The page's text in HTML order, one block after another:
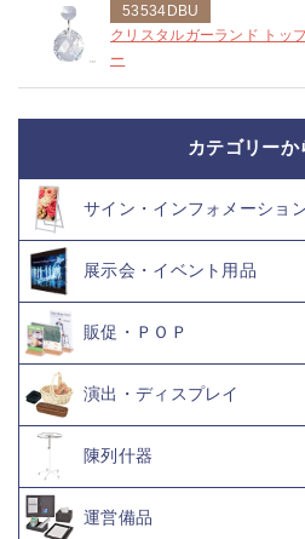
53534DBU
クリスタルガーランド トッ
ー
カテゴリーか
サイン・インフォメーショ
展示会・イベント用品
販促・ＰＯＰ
演出・ディスプレイ
陳列什器
運営備品